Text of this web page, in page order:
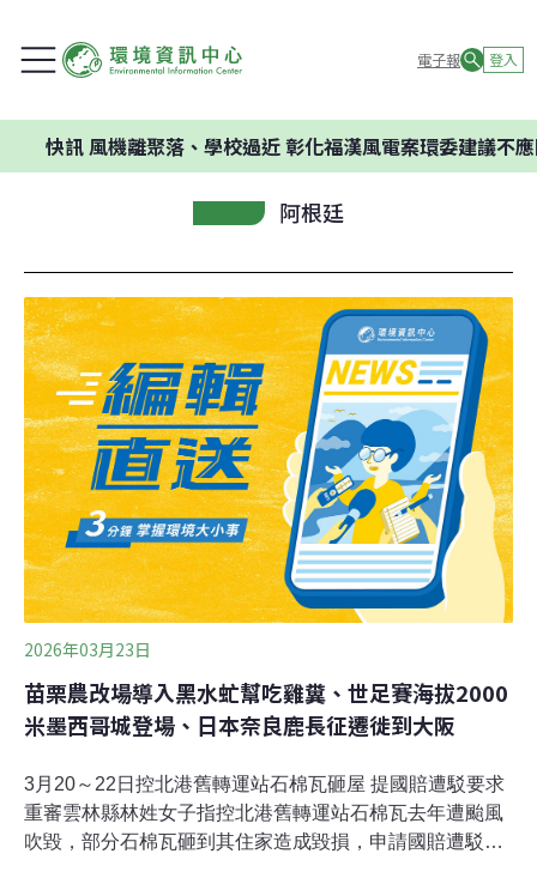
電子報 登入
風機離聚落、學校過近 彰化福漢風電案環委建議不應開發
阿根廷
2026年03月23日
苗栗農改場導入黑水虻幫吃雞糞、世足賽海拔2000
米墨西哥城登場、日本奈良鹿長征遷徙到大阪
3月20～22日控北港舊轉運站石棉瓦砸屋 提國賠遭駁要求
重審雲林縣林姓女子指控北港舊轉運站石棉瓦去年遭颱風
吹毀，部分石棉瓦砸到其住家造成毀損，申請國賠遭駁